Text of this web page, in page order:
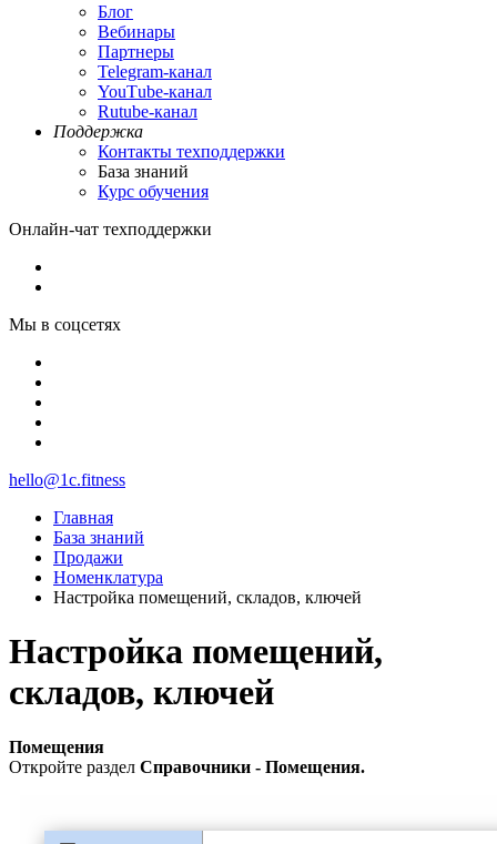
Блог
Вебинары
Партнеры
Теlegram-канал
YouТube-канал
Rutube-канал
Поддержка
Контакты техподдержки
База знаний
Курс обучения
Онлайн-чат техподдержки
Мы в соцсетях
hello@1c.fitness
Главная
База знаний
Продажи
Номенклатура
Настройка помещений, складов, ключей
Настройка помещений,
складов, ключей
Помещения
Откройте раздел Справочники - Помещения.